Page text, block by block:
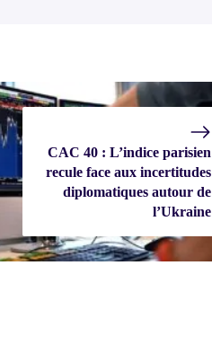
CAC 40 : L’indice parisien
recule face aux incertitudes
diplomatiques autour de
l’Ukraine